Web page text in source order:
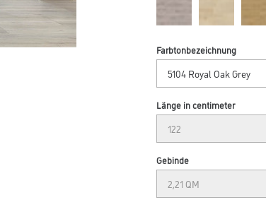
Farbtonbezeichnung
Länge in centimeter
Gebinde